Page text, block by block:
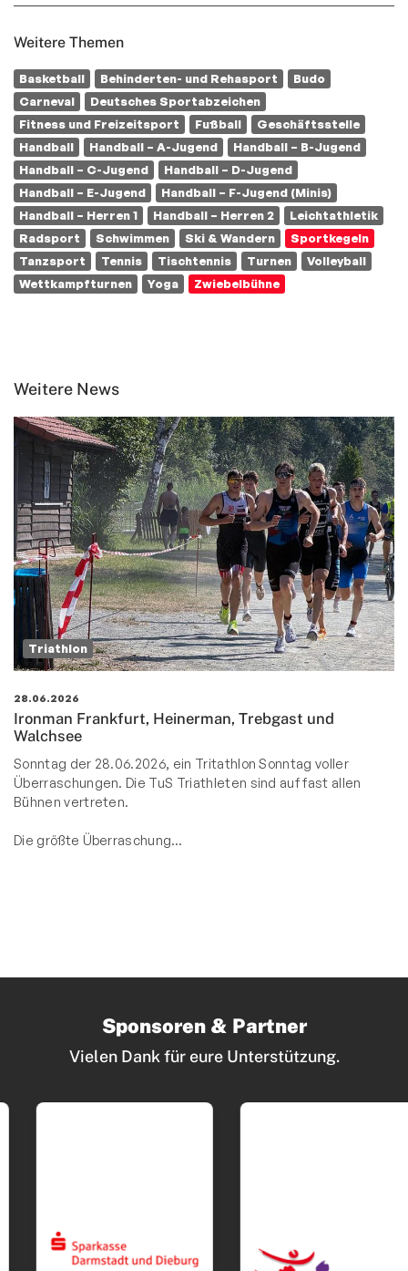
Weitere Themen
Basketball Behinderten- und Rehasport
Budo
Carneval
Deutsches Sportabzeichen
Fitness und Freizeitsport
Fußball
Geschäftsstelle
Handball
Handball – A-Jugend
Handball – B-Jugend
Handball – C-Jugend
Handball – D-Jugend
Handball – E-Jugend
Handball – F-Jugend (Minis)
Handball – Herren 1
Handball – Herren 2
Leichtathletik
Radsport
Schwimmen Ski & Wandern
Sportkegeln
Tanzsport
Tennis Tischtennis Turnen
Volleyball
Wettkampfturnen
Yoga Zwiebelbühne
Weitere News
Triathlon
28.06.2026
Ironman Frankfurt, Heinerman, Trebgast und
Walchsee
Sonntag der 28.06.2026, ein Tritathlon Sonntag voller
Überraschungen. Die TuS Triathleten sind auf fast allen
Bühnen vertreten.
Die größte Überraschung…
Sponsoren & Partner
Vielen Dank für eure Unterstützung.